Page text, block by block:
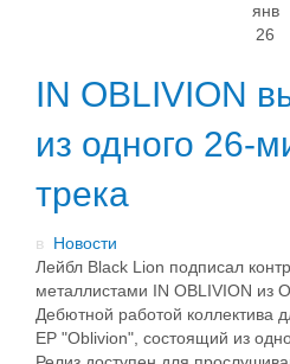
янв
26
IN OBLIVION
из одного 26-
трека
в Новости
Лейбл Black Lion подписал
металлистами IN OBLIVION из
Дебютной работой коллектива
EP "Oblivion", состоящий из